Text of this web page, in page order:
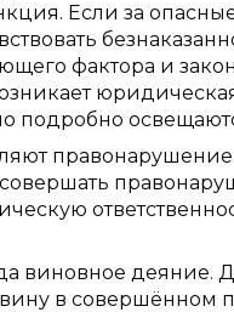
Если за
фактора и
подробно
виновное деяние.
в совершённом